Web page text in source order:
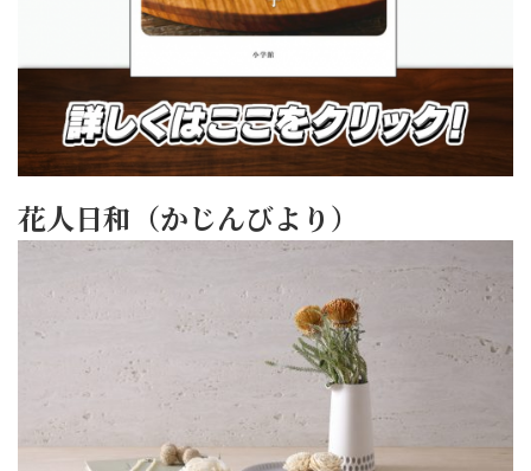
花人日和（かじんびより）